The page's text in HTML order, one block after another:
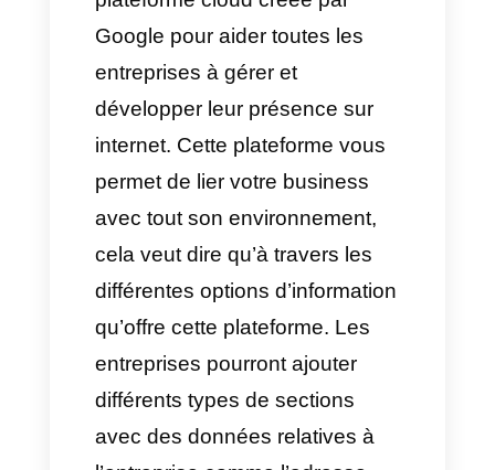
dans laquelle vous voulez
ajouter le profil et l’ajouter.
Dans cet alors, nous tacherons
de vous montrer certaines
méthodes surcomment
ajouter vos profils des
réseaux à Google My
Business.
Google My Business c’est